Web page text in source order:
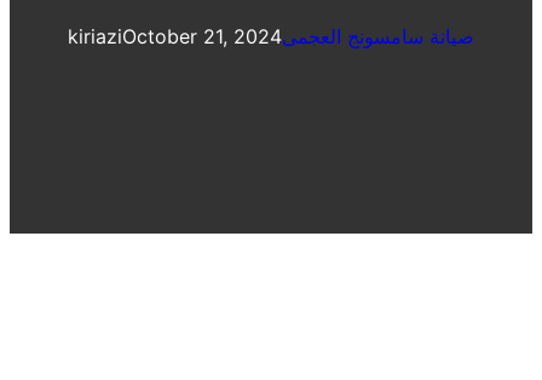
kiriaziOctober 21, 2024صيانة سامسونج العجمى